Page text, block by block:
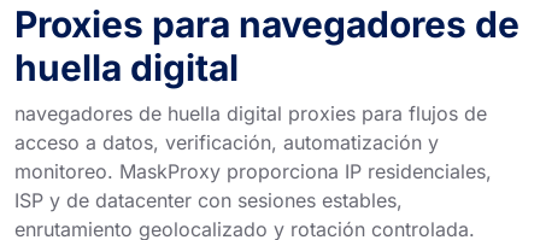
Proxies para navegadores de
huella digital
navegadores de huella digital proxies para flujos de
acceso a datos, verificación, automatización y
monitoreo. MaskProxy proporciona IP residenciales,
ISP y de datacenter con sesiones estables,
enrutamiento geolocalizado y rotación controlada.